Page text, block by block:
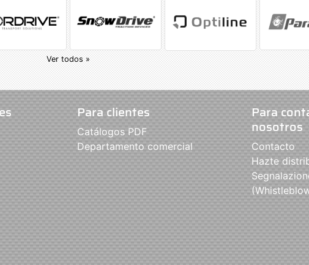
Ver todos »
Para clientes
Catálogos PDF
Departamento comercial
Para
nosotros
Contacto
Hazte